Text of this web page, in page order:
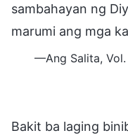
sambahayan ng
marumi ang mga
—Ang Salita, Vol.
Bakit ba laging